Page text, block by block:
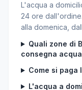
L'acqua a
24 ore
alla domenica,
Quali zone di
consegna
Come si paga
L'acqua a